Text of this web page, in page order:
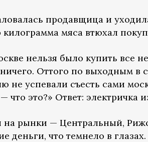
продавщица и
килограмма мяса втюхал
нельзя было купить все
Оттого по выходным в
не успевали съесть сами
что это?» Ответ: электричка
на рынки — Центральный,
деньги, что темнело в